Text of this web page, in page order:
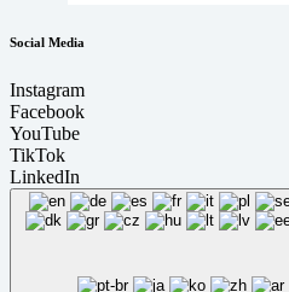
Social Media
Instagram
Facebook
YouTube
TikTok
LinkedIn